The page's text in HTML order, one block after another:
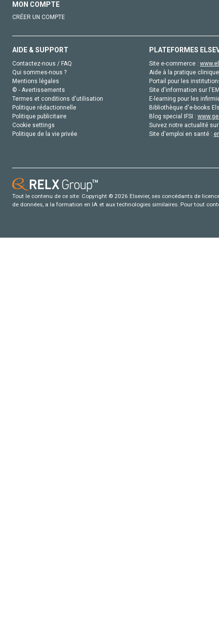
MON COMPTE
CRÉER UN COMPTE
AIDE & SUPPORT
Contactez-nous / FAQ
Qui sommes-nous ?
Mentions légales
© - Avertissements
Termes et conditions d'utilisation
Politique rédactionnelle
Politique publicitaire
Cookie settings
Politique de la vie privée
PLATEFORMES
Site e-commerce :
Aide à la pratique
Portail pour les
Site d'information sur
E-learning pour les
Bibliothèque d'e-books
Blog special IFSI :
Suivez notre actualité
Site d'emploi en santé :
Tout le contenu de ce site: Copyright © 2026 Elsevier, ses concédants de
de données, a la formation en IA et aux technologies similaires. Pour tout